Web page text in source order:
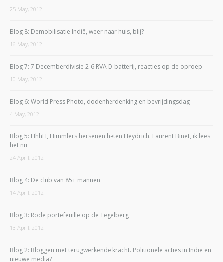
25 May, 2012
Blog 8: Demobilisatie Indië, weer naar huis, blij?
16 May, 2012
Blog 7: 7 Decemberdivisie 2-6 RVA D-batterij, reacties op de oproep
10 May, 2012
Blog 6: World Press Photo, dodenherdenking en bevrijdingsdag
4 May, 2012
Blog 5: HhhH, Himmlers hersenen heten Heydrich. Laurent Binet, ik lees
het nu
24 April, 2012
Blog 4: De club van 85+ mannen
14 April, 2012
Blog 3: Rode portefeuille op de Tegelberg
13 April, 2012
Blog 2: Bloggen met terugwerkende kracht. Politionele acties in Indië en
nieuwe media?